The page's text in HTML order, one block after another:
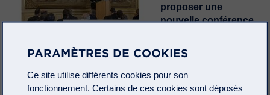
proposer une
nouvelle conférence.
8h30, la conférence
thème : «
Laudato si’ , la gravité
PARAMÈTRES DE COOKIES
Ce site utilise différents cookies pour son
fonctionnement. Certains de ces cookies sont déposés